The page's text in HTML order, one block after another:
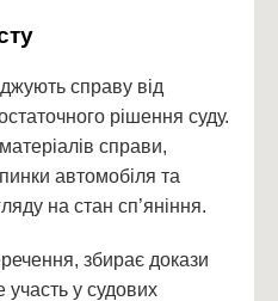
справу від
рішення суду.
справи,
автомобіля та
на стан сп’яніння.
збирає докази
участь у судових